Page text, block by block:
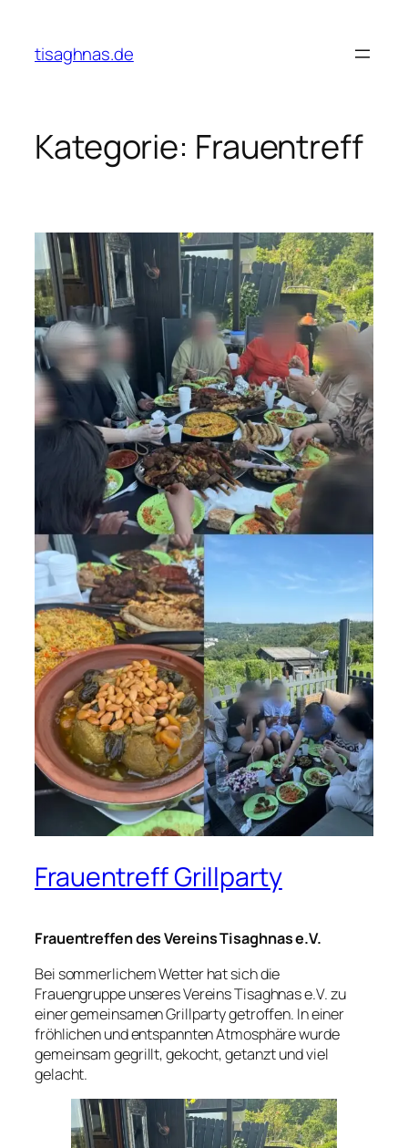
springen
tisaghnas.de
Kategorie: Frauentreff
Frauentreff Grillparty
Frauentreffen des Vereins Tisaghnas e.V.
Bei sommerlichem Wetter hat sich die
Frauengruppe unseres Vereins Tisaghnas e.V. zu
einer gemeinsamen Grillparty getroffen. In einer
fröhlichen und entspannten Atmosphäre wurde
gemeinsam gegrillt, gekocht, getanzt und viel
gelacht.